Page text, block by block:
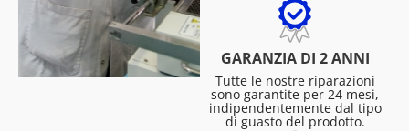
GARANZIA DI 2 ANNI
Tutte le nostre riparazioni
sono garantite per 24 mesi,
indipendentemente dal tipo
di guasto del prodotto.